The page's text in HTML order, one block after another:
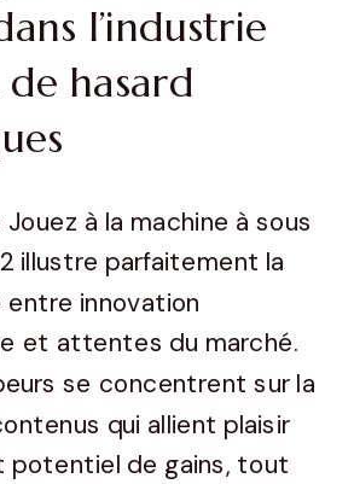
l’industrie
hasard
Jouez à la machine à sous
illustre parfaitement la
innovation
et attentes du marché.
se concentrent sur la
qui allient plaisir
potentiel de gains, tout